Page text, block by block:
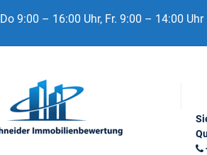
9:00 – 16:00 Uhr, Fr. 9:00 – 14:00 Uhr